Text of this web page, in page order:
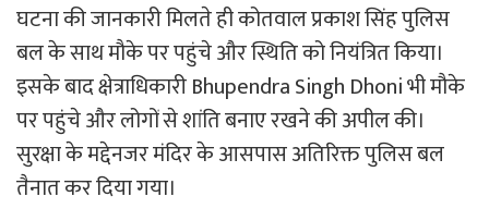
घटना की जानकारी मिलते ही कोतवाल प्रकाश सिंह पुलिस
बल के साथ मौके पर पहुंचे और स्थिति को नियंत्रित किया।
इसके बाद क्षेत्राधिकारी Bhupendra Singh Dhoni भी मौके
पर पहुंचे और लोगों से शांति बनाए रखने की अपील की।
सुरक्षा के मद्देनजर मंदिर के आसपास अतिरिक्त पुलिस बल
तैनात कर दिया गया।